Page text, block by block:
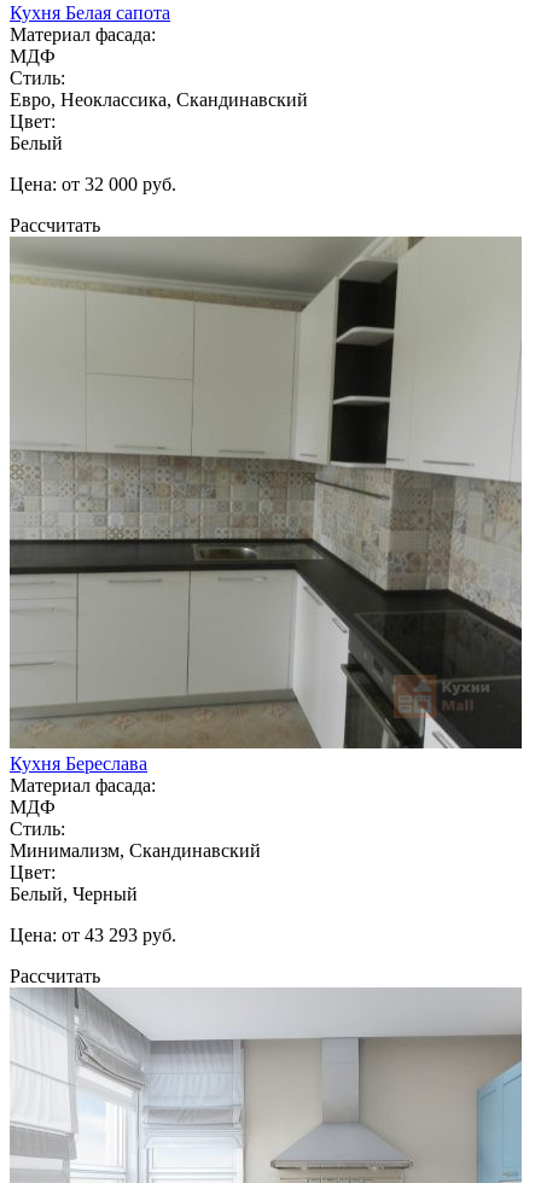
Кухня Белая сапота
Материал фасада:
МДФ
Стиль:
Евро, Неоклассика, Скандинавский
Цвет:
Белый
Цена: от 32 000 руб.
Рассчитать
Кухня Береслава
Материал фасада:
МДФ
Стиль:
Минимализм, Скандинавский
Цвет:
Белый, Черный
Цена: от 43 293 руб.
Рассчитать